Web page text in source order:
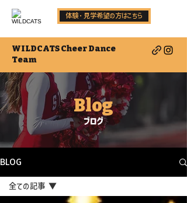
WILDCATS Cheer Dance
Team
体験・見学希望の方はこちら
Blog
ブログ
BLOG
全ての記事